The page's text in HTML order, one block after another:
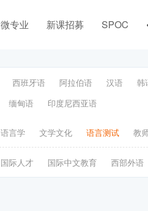
微专业 新课招募 SPOC
西班牙语 阿拉伯语 汉语 韩
缅甸语 印度尼西亚语
语言学 文学文化 语言测试 教
国际人才 国际中文教育 西部外语